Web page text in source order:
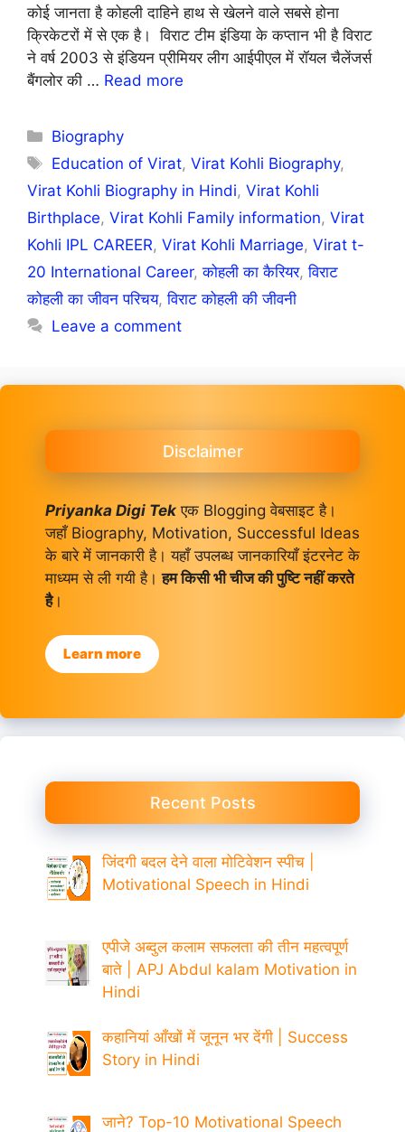
कोई जानता है कोहली दाहिने हाथ से खेलने वाले सबसे होना
क्रिकेटरों में से एक है। विराट टीम इंडिया के कप्तान भी है विराट
ने वर्ष 2003 से इंडियन प्रीमियर लीग आईपीएल में रॉयल चैलेंजर्स
बैंगलोर की … Read more
Categories
Biography
Tags
Education of Virat,Virat Kohli Biography,
Virat Kohli Biography in Hindi, Virat Kohli
Birthplace, Virat Kohli Family information, Virat
Kohli IPL CAREER, Virat Kohli Marriage, Virat t-
20 International Career,कोहली का कैरियर,विराट
कोहली का जीवन परिचय,विराट कोहली की जीवनी
Leave a comment
Disclaimer
Priyanka Digi Tek एक Blogging वेबसाइट है।
जहाँ Biography, Motivation, Successful Ideas
के बारे में जानकारी है। यहाँ उपलब्ध जानकारियाँ इंटरनेट के
माध्यम से ली गयी है।हम किसी भी चीज की पुष्टि नहीं करते
है।
Learn more
Recent Posts
जिंदगी बदल देने वाला मोटिवेशन स्पीच |
Motivational Speech in Hindi
एपीजे अब्दुल कलाम सफलता की तीन महत्वपूर्ण
बाते | APJ Abdul kalam Motivation in
Hindi
कहानियां आँखों में जूनून भर देंगी | Success
Story in Hindi
जाने? Top-10 Motivational Speech